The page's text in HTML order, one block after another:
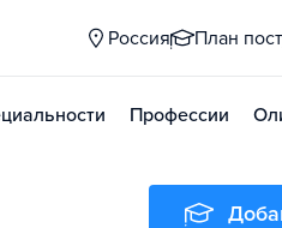
Россия План
Профессии